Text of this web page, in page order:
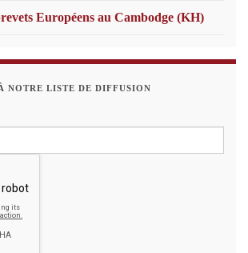
Européens au Cambodge (KH)
NOTRE LISTE DE DIFFUSION